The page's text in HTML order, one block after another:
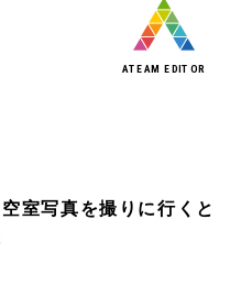
室写真を撮りに行くと
ATEAM EDITOR